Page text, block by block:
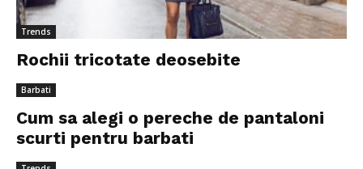
Trends
Rochii tricotate deosebite
Barbati
Cum sa alegi o pereche de pantaloni
scurti pentru barbati